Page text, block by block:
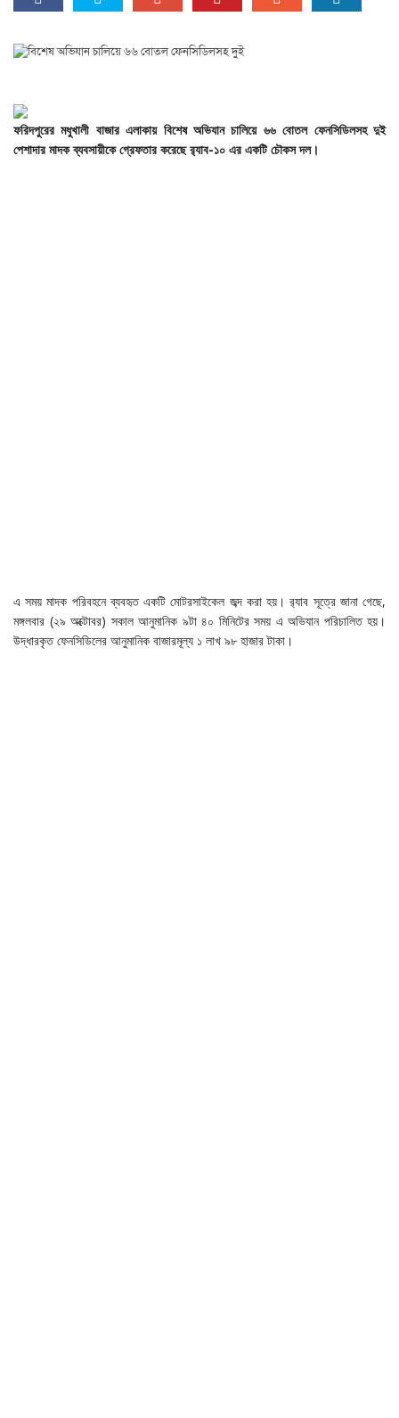
ফরিদপুরেরমধুখালী বাজারএলাকায় বিশেষঅভিযানচালিয়ে ৬৬বোতল ফেনসিডিলসহদুই
পেশাদার মাদকব্যবসায়ীকেগ্রেফতার করেছের‌্যাব-১০ এর একটিচৌকসদল।
এ সময় মাদক পরিবহনে ব্যবহৃত একটি মোটরসাইকেল জব্দ করা হয়। র‌্যাব সূত্রে জানা গেছে,
মঙ্গলবার (২৯ অক্টোবর) সকাল আনুমানিক ৯টা ৪০ মিনিটের সময় এ অভিযান পরিচালিত হয়।
উদ্ধারকৃত ফেনসিডিলের আনুমানিক বাজারমূল্য ১ লাখ ৯৮ হাজার টাকা।